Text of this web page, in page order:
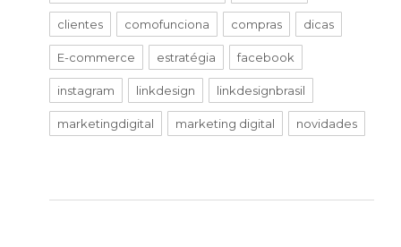
clientes comofunciona compras dicas
E-commerce estratégia facebook
instagram linkdesign linkdesignbrasil
marketingdigital marketing digital novidades